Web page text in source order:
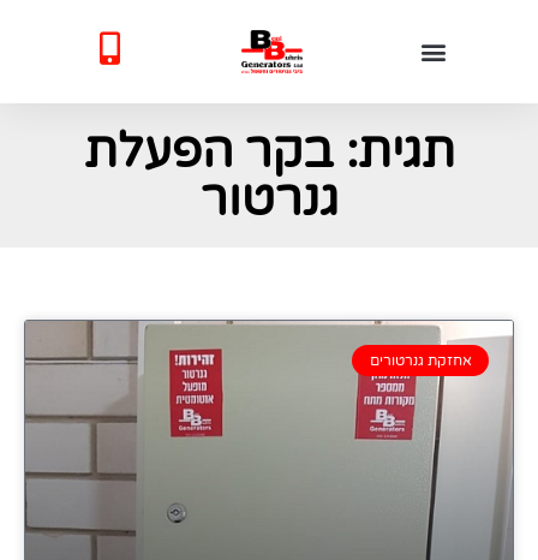
תגית: בקר הפעלת
גנרטור
אחזקת גנרטורים